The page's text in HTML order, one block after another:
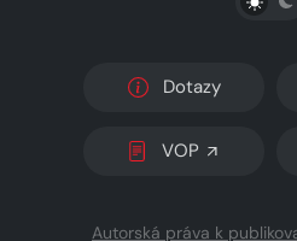
Dotazy
VOP
Autorská práva k